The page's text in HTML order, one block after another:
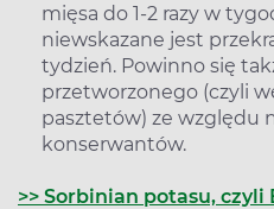
mięsa do 1-2 razy w
niewskazane jest
tydzień. Powinno się
przetworzonego (czyli
pasztetów) ze względu
konserwantów.
>> Sorbinian potasu, czyli